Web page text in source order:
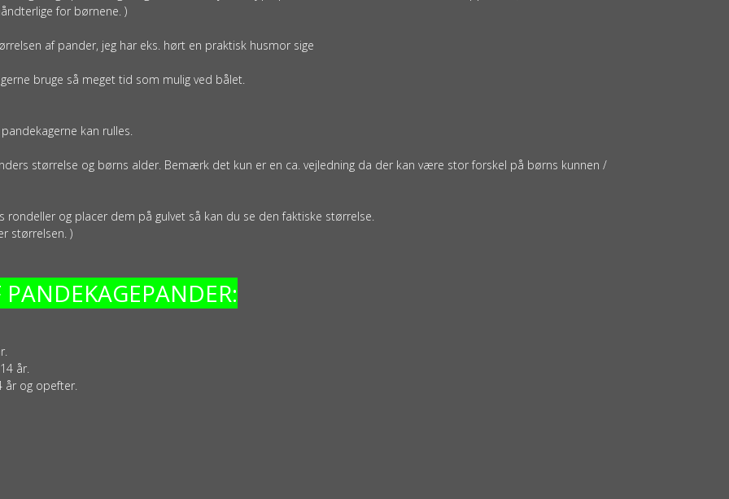
for børnene. )
af pander, jeg har eks. hørt en praktisk husmor sige
bruge så meget tid som mulig ved bålet.
kan rulles.
størrelse og børns alder. Bemærk det kun er en ca. vejledning da der kan være stor forskel på børns kunnen /
og placer dem på gulvet så kan du se den faktiske størrelse.
størrelsen. )
år.
og opefter.